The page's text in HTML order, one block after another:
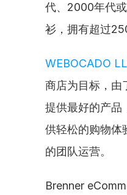
代、2000年代
衫，拥有超过
WEBOCADO
商店为目标，由
提供最好的产品
供轻松的购物体
的团队运营。
Brenner